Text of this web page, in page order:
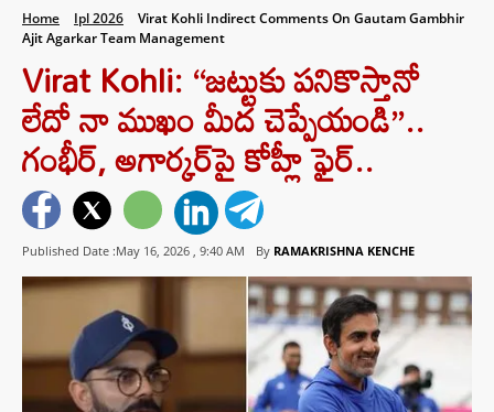
Home Ipl 2026
Virat Kohli Indirect Comments On Gautam Gambhir
Ajit Agarkar Team Management
Virat Kohli: “జట్టుకు పనికొస్తానో
లేదో నా ముఖం మీద చెప్పేయండి”..
గంభీర్, అగార్కర్‌పై కోహ్లీ ఫైర్..
Published Date :May 16, 2026 , 9:40 AM By RAMAKRISHNA KENCHE